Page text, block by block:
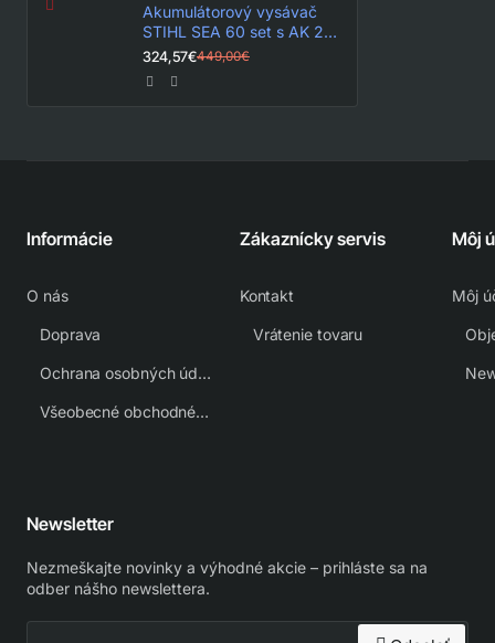
Akumulátorový vysávač
STIHL SEA 60 set s AK 20
+ AL 101
324,57€449,00€
Informácie
O nás
Doprava
Ochrana osobných údajov
Všeobecné obchodné podmienky
Zákaznícky servis
Kontakt
Vrátenie tovaru
Môj
Môj
Newsletter
Nezmeškajte novinky a výhodné akcie – prihláste sa na
odber nášho newslettera.